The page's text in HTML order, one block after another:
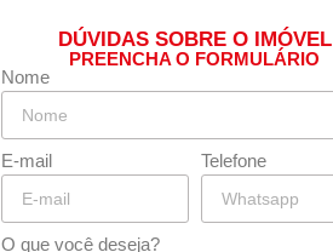
DÚVIDAS SOBRE O IMÓVEL
PREENCHA O FORMULÁRIO
Nome
E-mail Telefone
O que você deseja?